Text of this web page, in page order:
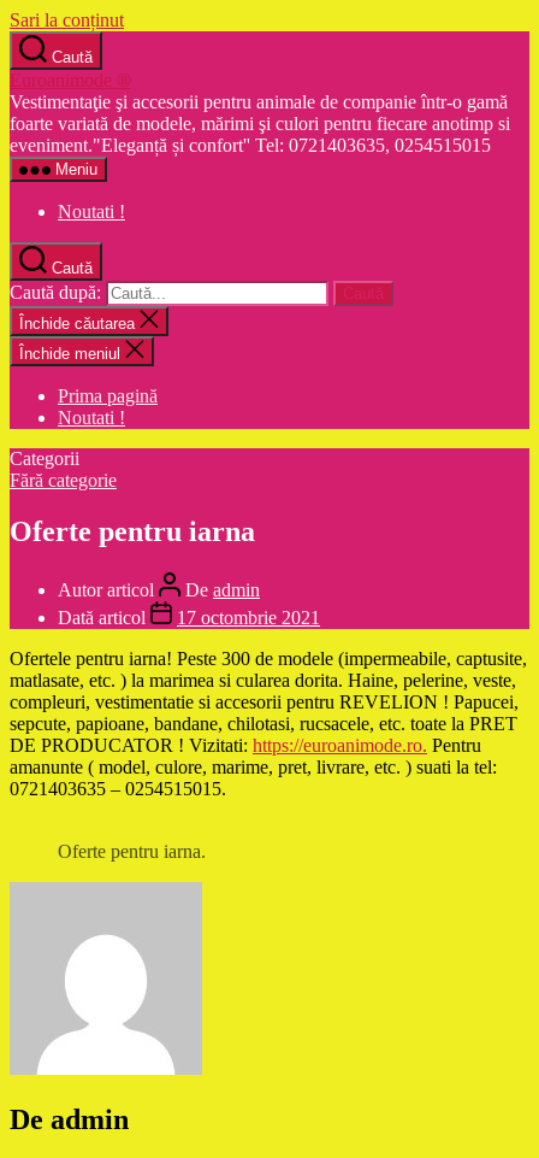
Sari la conținut
Caută
Euroanimode ®
Vestimentaţie şi accesorii pentru animale de companie într-o gamă
foarte variată de modele, mărimi şi culori pentru fiecare anotimp si
eveniment."Eleganță și confort'' Tel: 0721403635, 0254515015
Meniu
Noutati !
Caută
Caută după:
Închide căutarea
Închide meniul
Prima pagină
Noutati !
Categorii
Fără categorie
Oferte pentru iarna
Autor articol De admin
Dată articol
17 octombrie 2021
Ofertele pentru iarna! Peste 300 de modele (impermeabile, captusite,
matlasate, etc. ) la marimea si cularea dorita. Haine, pelerine, veste,
compleuri, vestimentatie si accesorii pentru REVELION ! Papucei,
sepcute, papioane, bandane, chilotasi, rucsacele, etc. toate la PRET
DE PRODUCATOR ! Vizitati: https://euroanimode.ro. Pentru
amanunte ( model, culore, marime, pret, livrare, etc. ) suati la tel:
0721403635 – 0254515015.
Oferte pentru iarna.
De admin